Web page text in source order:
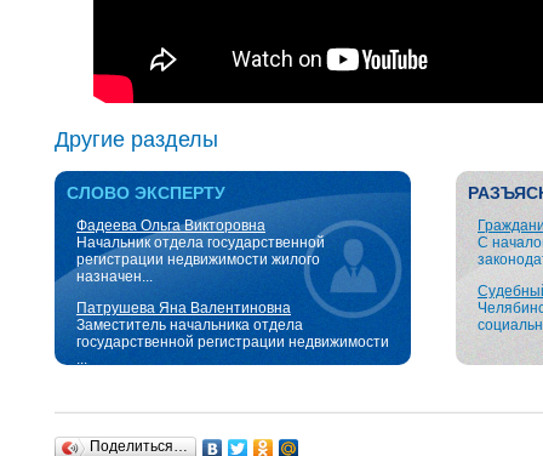
Другие разделы
СЛОВО ЭКСПЕРТУ
Фадеева Ольга Викторовна
Начальник отдела государственной
регистрации недвижимости жилого
назначен...
Патрушева Яна Валентиновна
Заместитель начальника отдела
государственной регистрации недвижимости
С
Поделиться…